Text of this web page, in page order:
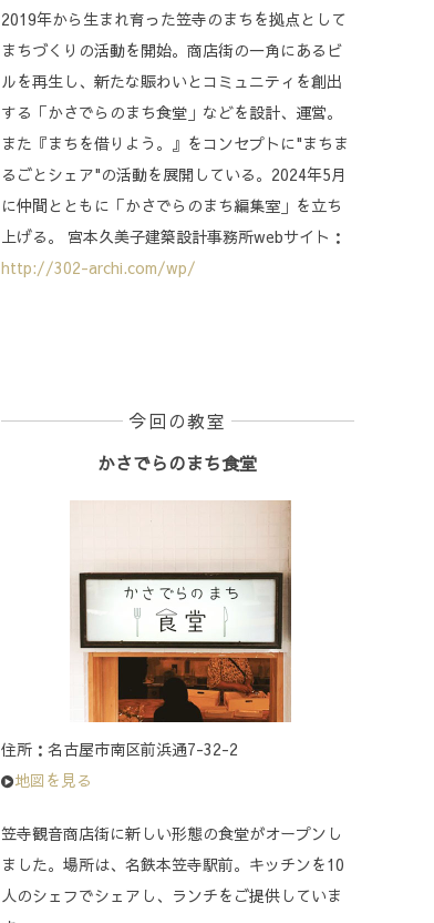
2019年から生まれ育った笠寺のまちを拠点として
まちづくりの活動を開始。商店街の一角にあるビ
ルを再生し、新たな賑わいとコミュニティを創出
する「かさでらのまち食堂」などを設計、運営。
また『まちを借りよう。』をコンセプトに"まちま
るごとシェア"の活動を展開している。2024年5月
に仲間とともに「かさでらのまち編集室」を立ち
上げる。 宮本久美子建築設計事務所webサイト：
http://302-archi.com/wp/
今回の教室
かさでらのまち食堂
住所：名古屋市南区前浜通7-32-2
地図を見る
笠寺観音商店街に新しい形態の食堂がオープンし
ました。場所は、名鉄本笠寺駅前。キッチンを10
人のシェフでシェアし、ランチをご提供していま